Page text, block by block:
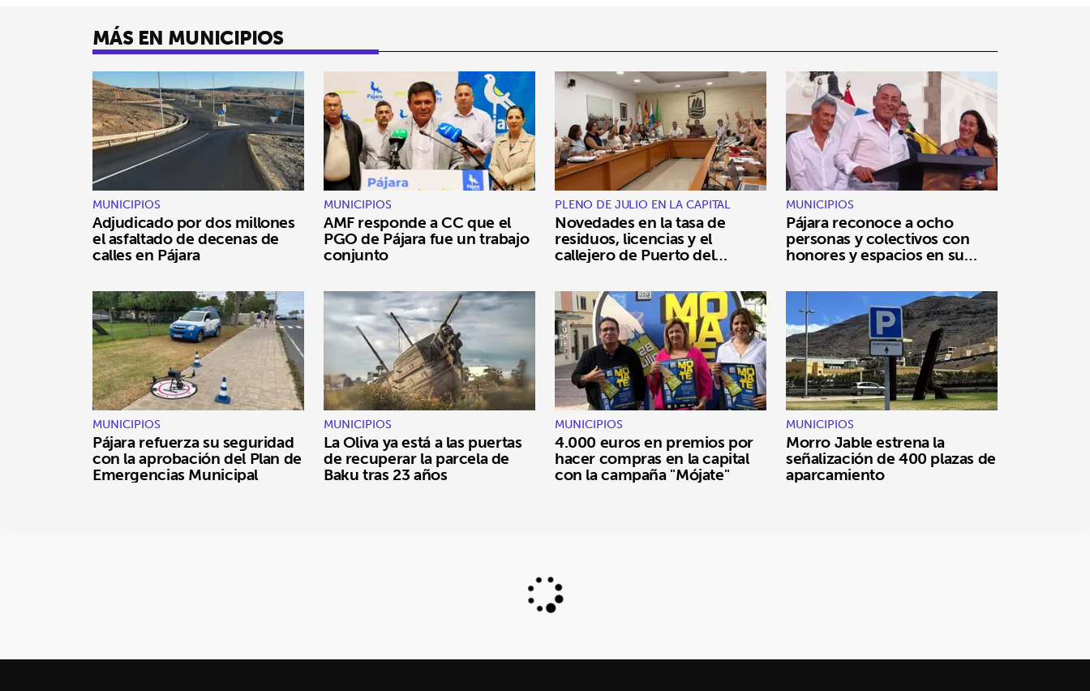
MÁS EN MUNICIPIOS
MUNICIPIOS
Adjudicado por dos millones
el asfaltado de decenas de
calles en Pájara
MUNICIPIOS
AMF responde a CC que el
PGO de Pájara fue un trabajo
conjunto
PLENO DE JULIO EN LA CAPITAL
Novedades en la tasa de
residuos, licencias y el
callejero de Puerto del
Rosario
MUNICIPIOS
Pájara reconoce a ocho
personas y colectivos con
honores y espacios en su
MUNICIPIOS
Pájara refuerza su seguridad
con la aprobación del Plan de
Emergencias Municipal
MUNICIPIOS
La Oliva ya está a las puertas
de recuperar la parcela de
Baku tras 23 años
MUNICIPIOS
4.000 euros en premios por
hacer compras en la capital
con la campaña "Mójate"
MUNICIPIOS
Morro Jable estrena la
señalización de 400 plazas de
aparcamiento